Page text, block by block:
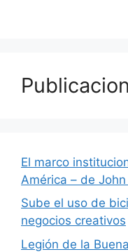
El marco
América – de
Sube el uso de
negocios creativos
Legión de la